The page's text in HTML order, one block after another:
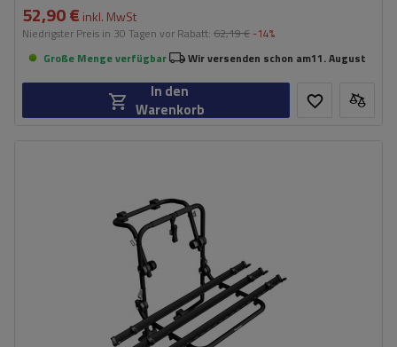
52,90 € inkl. MwSt
Niedrigster Preis in 30 Tagen vor Rabatt: 62,19 € -14%
Große Menge verfügbar
Wir versenden schon am11. August
In den
Warenkorb
universelles Montagesystem
kompatibel mit allen Karosseriearten